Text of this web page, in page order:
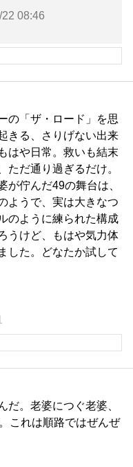
08:46
の「ザ・ロード」を思
きる、さりげない出来
はや日常。救いも結末
ただ通り過ぎるだけ。
が佇んだ49の舞台は、
ようで、実は大きなつ
のように練られた構成
うけど、もはや気力体
した。どなたか試して
だ。老婆につぐ老婆、
これは順路ではぜんぜ